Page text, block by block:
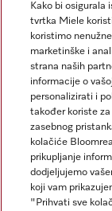
Impresum
Miele naMiele na
Kako bi osigurala
tvrtka Miele
koristimo
marketinške i
strana naših
informacije o
personalizirati i
također koriste
zasebnog
kolačiće
prikupljanje
dodjeljujemo
koji vam
"Prihvati sve